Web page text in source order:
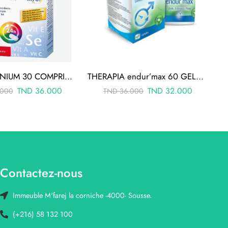
AKTIV SELENIUM 30 COMPRIMÉS
TND36.000
THERAPIA endur’max 60 GELULES
TND36.000 TND 32.000
Contactez-nous
Immeuble M'farej la corniche -4000- Sousse.
(+216) 58 132 100